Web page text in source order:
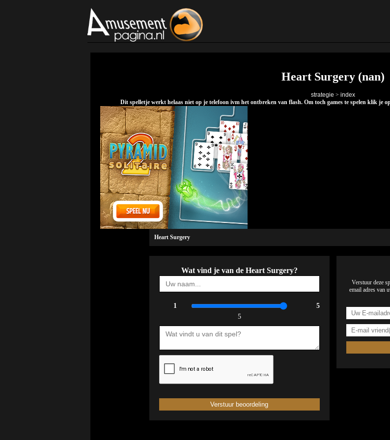
Heart Surgery (nan)
strategie > index
Dit spelletje werkt helaas niet op je telefoon ivm het ontbreken van flash. Om toch games te spelen klik je
Heart Surgery
Wat vind je van de Heart Surgery?
1
5
5
Verstuur deze
email adres van